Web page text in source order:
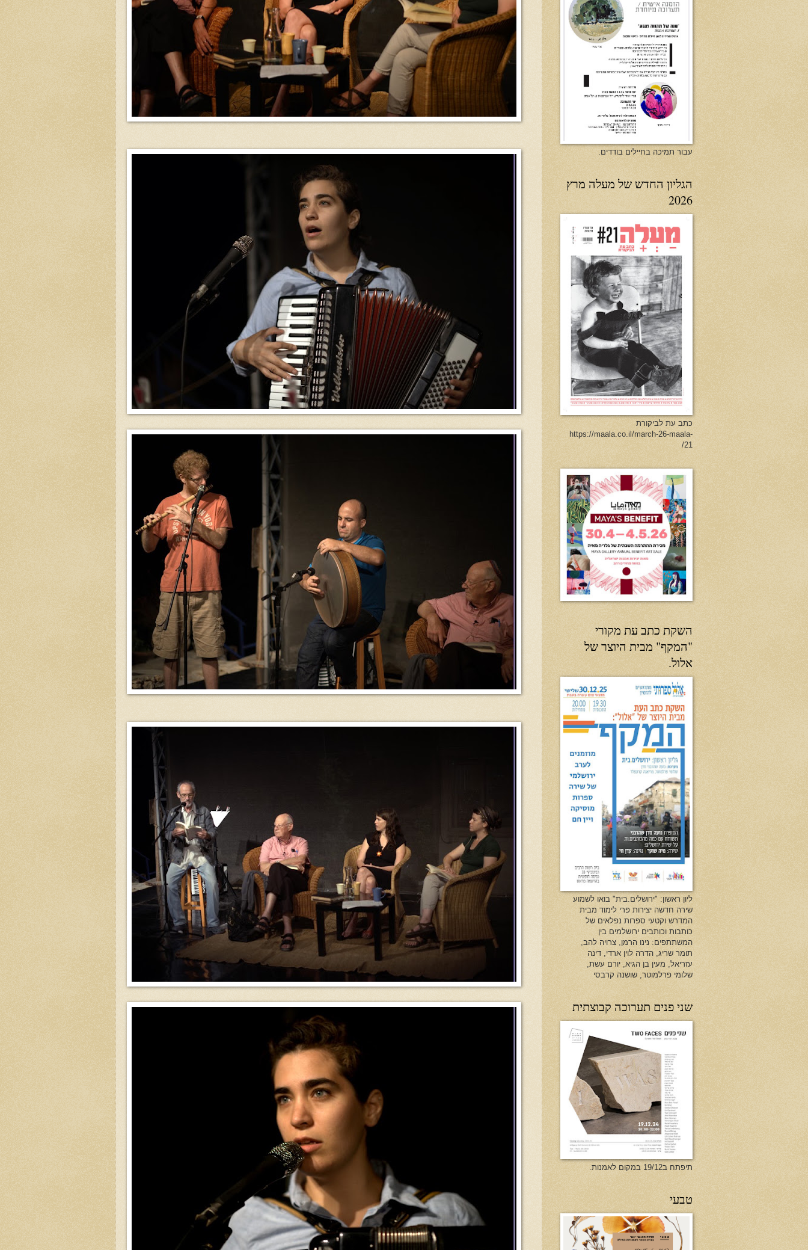
עבור תמיכה בחיילים בודדים.
הגליון החדש של מעלה מרץ
2026
כתב עת לביקורת
https://maala.co.il/march-26-maala-
21/
השקת כתב עת מקורי
"המקף" מבית היוצר של
אלול.
ליון ראשון: "ירושלים.בית" בואו לשמוע
שירה חדשה יצירות פרי לימוד מבית
המדרש וקטעי ספרות נפלאים של
כותבות וכותבים ירושלמים בין
המשתתפים: נינו הרמן, צרויה להב,
תומר שריג, הדרה לוין ארדי, דינה
עזריאל, מעין בן הגיא, יורם עשת,
שלומי פרלמוטר, שושנה קרבסי
שני פנים תערוכה קבוצתית
תיפתח ב19/12 במקום לאמנות.
טבעי